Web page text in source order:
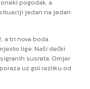
pogodak, a
jedan na jedan
a tri nova boda
lige. Naši dečki
susreta. Omjer
uz gol razliku od